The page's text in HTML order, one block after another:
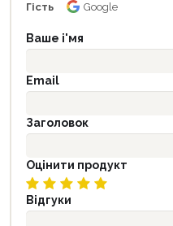
Гість Google
Ваше і'мя
Email
Заголовок
Оцінити продукт
Відгуки